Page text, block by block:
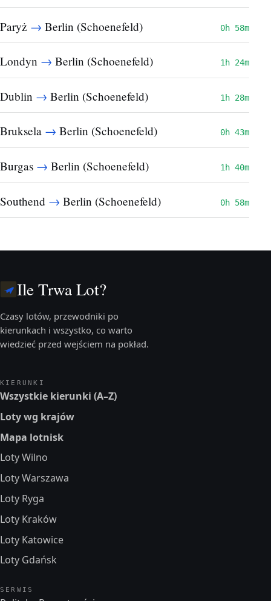
Paryż → Berlin (Schoenefeld) 0h 58m
Londyn → Berlin (Schoenefeld) 1h 24m
Dublin → Berlin (Schoenefeld) 1h 28m
Bruksela → Berlin (Schoenefeld) 0h 43m
Burgas → Berlin (Schoenefeld) 1h 40m
Southend → Berlin (Schoenefeld) 0h 58m
Ile Trwa Lot?
Czasy lotów, przewodniki po
kierunkach i wszystko, co warto
wiedzieć przed wejściem na pokład.
KIERUNKI
Wszystkie kierunki (A–Z)
Loty wg krajów
Mapa lotnisk
Loty Wilno
Loty Warszawa
Loty Ryga
Loty Kraków
Loty Katowice
Loty Gdańsk
SERWIS